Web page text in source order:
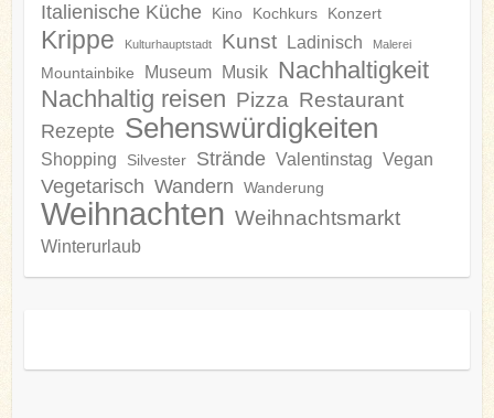
Italienische Küche Kino Kochkurs Konzert
Krippe Kulturhauptstadt Kunst Ladinisch Malerei
Mountainbike Museum Musik Nachhaltigkeit
Nachhaltig reisen Pizza Restaurant
Rezepte Sehenswürdigkeiten
Shopping Silvester Strände Valentinstag Vegan
Vegetarisch Wandern Wanderung
Weihnachten Weihnachtsmarkt
Winterurlaub